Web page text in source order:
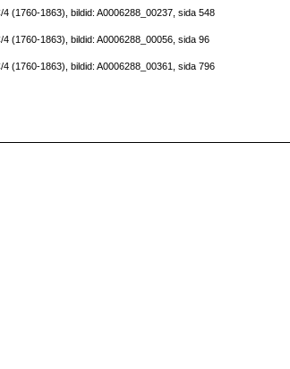
(1760-1863), bildid: A0006288_00237, sida 548
(1760-1863), bildid: A0006288_00056, sida 96
(1760-1863), bildid: A0006288_00361, sida 796